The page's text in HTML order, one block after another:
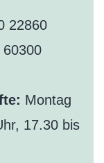
22860
Montag
17.30 bis